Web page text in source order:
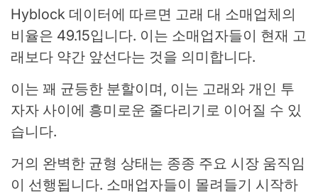
Hyblock 데이터에 따르면 고래 대 소매업체의
비율은 49.15입니다. 이는 소매업자들이 현재 고
래보다 약간 앞선다는 것을 의미합니다.
이는 꽤 균등한 분할이며, 이는 고래와 개인 투
자자 사이에 흥미로운 줄다리기로 이어질 수 있
습니다.
거의 완벽한 균형 상태는 종종 주요 시장 움직임
이 선행됩니다. 소매업자들이 몰려들기 시작하